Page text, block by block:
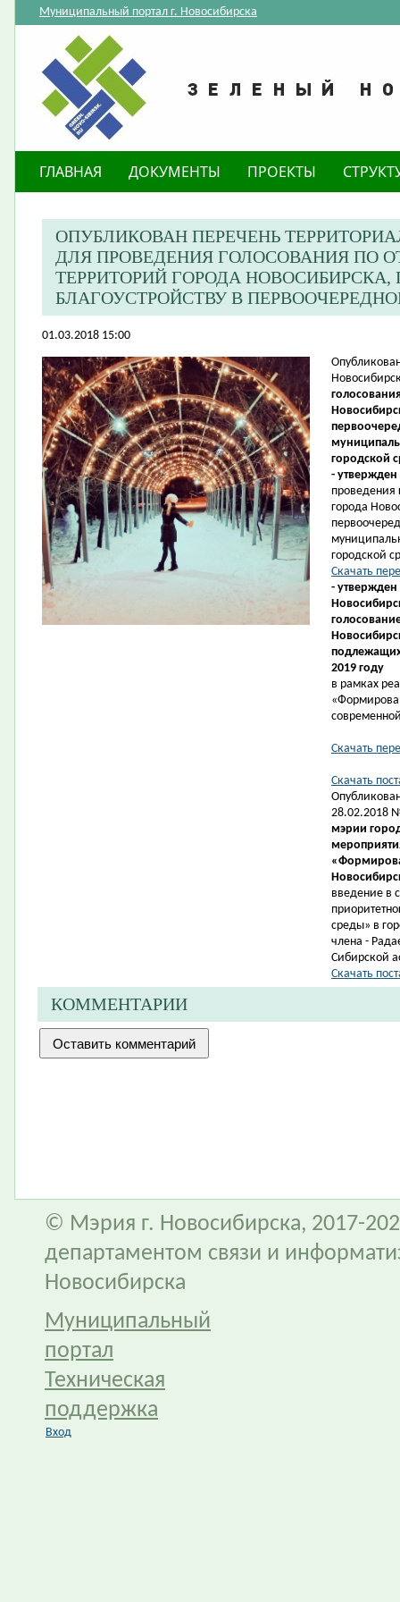
Муниципальный портал г. Новосибирска
ГЛАВНАЯ ДОКУМЕНТЫ ПРОЕКТЫ
ОПУБЛИКОВАН ПЕРЕЧЕНЬ
ДЛЯ ПРОВЕДЕНИЯ ГОЛОСОВАНИЯ ПО
ТЕРРИТОРИЙ ГОРОДА
БЛАГОУСТРОЙСТВУ В
01.03.2018 15:00
городской
-
проведения
города
городской
Скачать
- утвержден
подлежащих
2019 году
в рамках
Скачать
Скачать
28.02.2018
мэрии
введение в
среды» в
члена -
Сибирской
Скачать
КОММЕНТАРИИ
© Мэрия г. Новосибирска, 2017-
департаментом связи и
Новосибирска
Муниципальный
портал
Техническая
поддержка
Вход